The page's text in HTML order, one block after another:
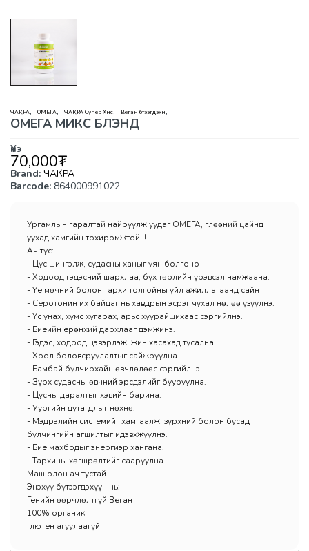
ЧАКРА, ОМЕГА, ЧАКРА Супер Хүнс, Веган бүтээгдэхүүн,
ОМЕГА МИКС БЛЭНД
Үнэ
70,000₮
Brand: ЧАКРА
Barcode: 864000991022
Ургамлын гаралтай найруулж уудаг ОМЕГА, Өглөөний цайнд
уухад хамгийн тохиромжтой!!!
Ач тус:
- Цус шингэлж, судасны ханыг уян болгоно
- Ходоод гэдэсний шархлаа, бүх төрлийн үрэвсэл намжаана.
- Үе мөчний болон тархи толгойны үйл ажиллагаанд сайн
- Серотонин их байдаг нь хавдрын эсрэг чухал нөлөө үзүүлнэ.
- Үс унах, хумс хугарах, арьс хуурайшихаас сэргийлнэ.
- Биеийн ерөнхий дархлааг дэмжинэ.
- Гэдэс, ходоод цэвэрлэж, жин хасахад тусална.
- Хоол боловсруулалтыг сайжруулна.
- Бамбай булчирхайн өвчлөлөөс сэргийлнэ.
- Зүрх судасны өвчний эрсдэлийг бууруулна.
- Цусны даралтыг хэвийн барина.
- Уургийн дутагдлыг нөхнө.
- Мэдрэлийн системийг хамгаалж, зүрхний болон бусад
булчингийн агшилтыг идэвхжүүлнэ.
- Бие махбодыг энергиэр хангана.
- Тархины хөгшрөлтийг сааруулна.
Маш олон ач тустай
Энэхүү бүтээгдэхүүн нь:
Генийн өөрчлөлтгүй Веган
100% органик
Глютен агуулаагүй